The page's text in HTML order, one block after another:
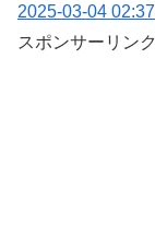
2025-03-04 02:37
スポンサーリンク